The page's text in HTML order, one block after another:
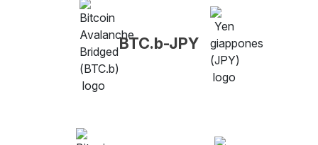
BTC.b-JPY